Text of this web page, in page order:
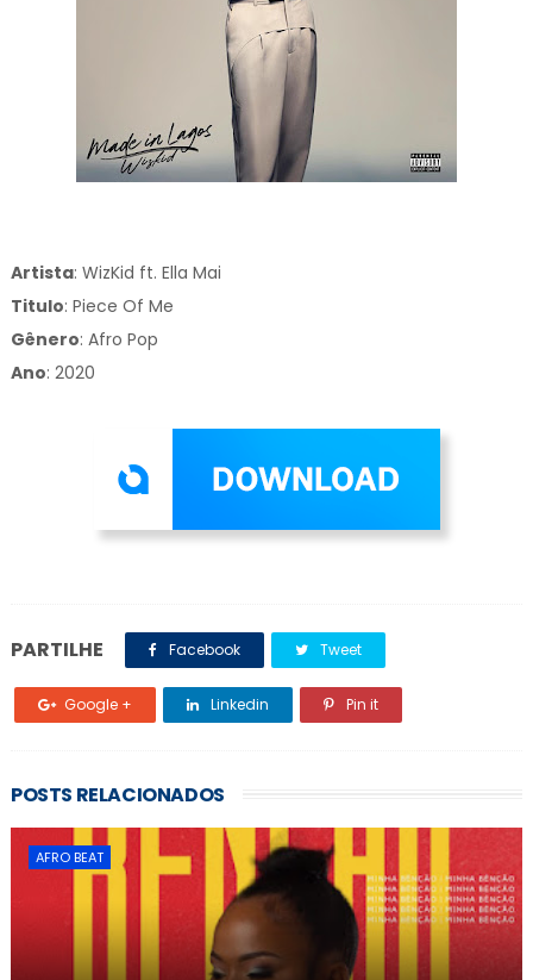
Artista: WizKid ft. Ella Mai
Titulo: Piece Of Me
Gênero: Afro Pop
Ano: 2020
PARTILHE Facebook Tweet
Google + Linkedin Pin it
POSTS RELACIONADOS
AFRO BEAT